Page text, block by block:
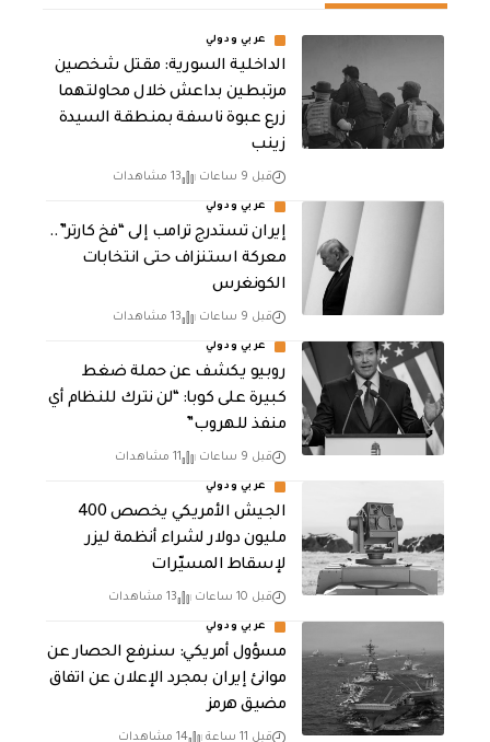
عربي ودولي
الداخلية السورية: مقتل شخصين
مرتبطين بداعش خلال محاولتهما
زرع عبوة ناسفة بمنطقة السيدة
زينب
قبل 9 ساعات 13 مشاهدات
عربي ودولي
إيران تستدرج ترامب إلى “فخ كارتر”..
معركة استنزاف حتى انتخابات
الكونغرس
قبل 9 ساعات 13 مشاهدات
عربي ودولي
روبيو يكشف عن حملة ضغط
كبيرة على كوبا: “لن نترك للنظام أي
منفذ للهروب”
قبل 9 ساعات 11 مشاهدات
عربي ودولي
الجيش الأمريكي يخصص 400
مليون دولار لشراء أنظمة ليزر
لإسقاط المسيّرات
قبل 10 ساعات 13 مشاهدات
عربي ودولي
مسؤول أمريكي: سنرفع الحصار عن
موانئ إيران بمجرد الإعلان عن اتفاق
مضيق هرمز
قبل 11 ساعة 14 مشاهدات